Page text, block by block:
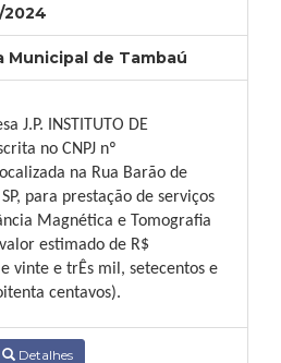
2024
Municipal de Tambaú
J.P. INSTITUTO DE
no CNPJ nº
na Rua Barão de
para prestação de serviços
Magnética e Tomografia
estimado de R$
vinte e trÊs mil, setecentos e
centavos).
Detalhes